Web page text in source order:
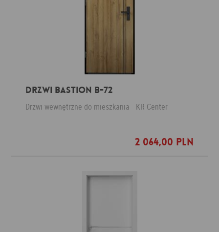
Drzwi Bastion B-72
Drzwi wewnętrzne do mieszkania KR Center
2 064,00 PLN
Dodaj do ulubionych